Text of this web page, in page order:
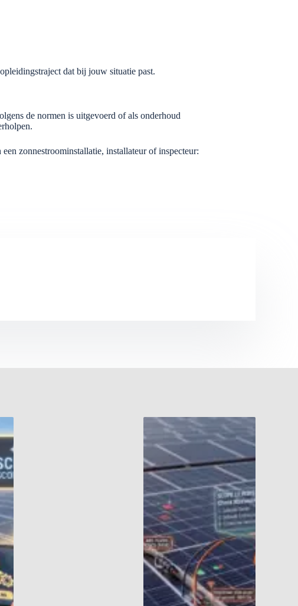
dat bij jouw situatie past.
de normen is uitgevoerd of als onderhoud
zonnestroominstallatie, installateur of inspecteur: